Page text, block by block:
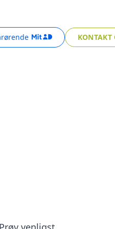
KONTAKT